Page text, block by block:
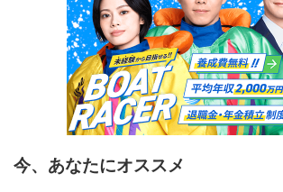
今、あなたにオススメ